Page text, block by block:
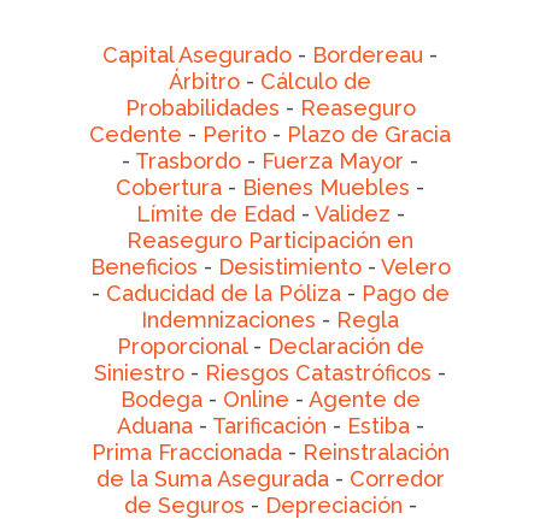
Capital Asegurado - Bordereau -
Árbitro - Cálculo de
Probabilidades - Reaseguro
Cedente - Perito - Plazo de Gracia
- Trasbordo - Fuerza Mayor -
Cobertura - Bienes Muebles -
Límite de Edad - Validez -
Reaseguro Participación en
Beneficios - Desistimiento- Velero
- Caducidad de la Póliza- Pago de
Indemnizaciones - Regla
Proporcional- Declaración de
Siniestro - Riesgos Catastróficos -
Bodega- Online - Agente de
Aduana- Tarificación - Estiba-
Prima Fraccionada- Reinstralación
de la Suma Asegurada- Corredor
de Seguros - Depreciación -